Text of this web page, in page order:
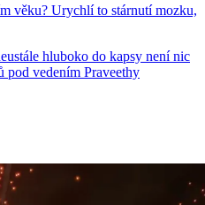
věku? Urychlí to stárnutí mozku,
hluboko do kapsy není nic
pod vedením Praveethy